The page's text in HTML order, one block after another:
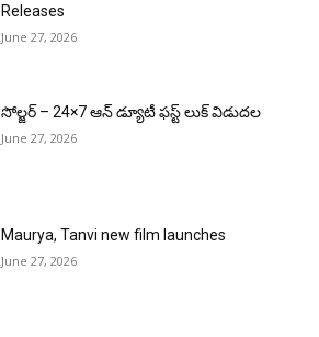
Releases
June 27, 2026
సోల్జర్ – 24×7 ఆన్ డ్యూటీ ఫస్ట్ లుక్ విడుదల
June 27, 2026
Maurya, Tanvi new film launches
June 27, 2026